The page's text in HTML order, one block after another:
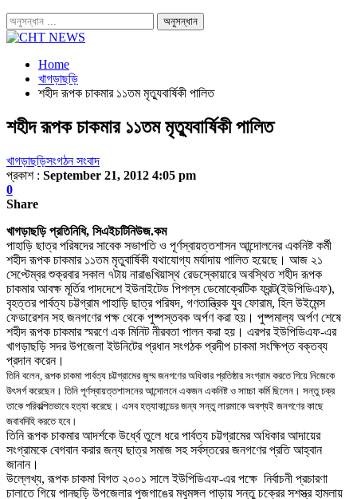
Home
খাগড়াছড়ি
শহীদ রূপক চাকমার ১১তম মৃত্যুবার্ষিকী পালিত
শহীদ রূপক চাকমার ১১তম মৃত্যুবার্ষিকী পালিত
খাগড়াছড়িসংগঠন সংবাদ
প্রকাশ : September 21, 2012 4:05 pm
0
Share
খাগড়াছড়ি প্রতিনিধি, সিএইচটিনিউজ.কম
পাহাড়ি ছাত্র পরিষদের সাবেক সভাপতি ও পূর্ণস্বায়ত্তশাসন আন্দোলনের একনিষ্ট কর্মী
শহীদ রূপক চাকমার ১১তম মৃতুবার্ষিকী যথাযোগ্য মর্যাদায় পালিত হয়েছে। আজ ২১
সেপ্টেম্বরশুক্রবারসকাল ৭টায় নারাঙখিয়াস্থ রেডস্কোয়ারে অবস্থিত শহীদ রূপক
চাকমার আবক্ষ মূর্তির পাদদেশে ইউনাইটেড পিপল্‌স ডেমোক্রেটিক ফ্রন্ট(ইউপিডিএফ),
বৃহত্তর পার্বত্য চট্টগ্রাম পাহাড়ি ছাত্র পরিষদ, গণতান্ত্রিক যুব ফোরাম, হিল উইমেন্স
ফেডারেশন সহ জনগণের পক্ষ থেকে পুষ্পস্তবক অর্পণ করা হয় । পুষ্পমাল্য অর্পণ শেষে
শহীদ রূপক চাকমার স্মরণে এক মিনিট নীরবতা পালন করা হয়। এরপরইউপিডিএফ-এর
খাগড়াছড়ি সদর উপজেলা ইউনিটের প্রধান সংগঠক প্রদীপ চাকমা সংক্ষিপ্ত বক্তব্য
প্রদান করেন।
তিনি বলেন ,রূপক চাকমা পার্বত্য চট্টগ্রামের জুম্ম জনগণের অধিকার প্রতিষ্ঠার সংগ্রাম করতে গিয়ে নিজেকে
উৎসর্গ করেছেন । তিনি পূর্ণস্বায়ত্তশাসনের আন্দোলনে একজন একনিষ্ট ও সাচ্চা কর্মি ছিলেন । সন্তু চক্র
তাকে পরিকল্পিতভাবে হত্যা করেছে । এসব হত্যাকান্ডের জন্য সন্তু লারমাকে অবশ্যই জনগণের কাছে
জবাবদিহি করতে হবে ।
তিনি রূপক চাকমার আদর্শকে উর্ধ্বে তুলে ধরে পার্বত্য চট্টগ্রামের অধিকার আদায়ের
সংগ্রামকে বেগবান করার জন্য ছাত্র সমাজ সহ সর্বস্তরের জনগণের প্রতি আহ্বান
জানান।
উল্লেখ্য,রূপক চাকমা বিগত ২০০১ সালে ইউপিডিএফ-এরপক্ষে নির্বাচনী প্রচারণা
চালাতে গিয়ে পানছড়ি উপজেলার পুজগাঙের মধুমঙ্গল পাড়ায় সন্তু চক্রের সশস্ত্র হামলায়